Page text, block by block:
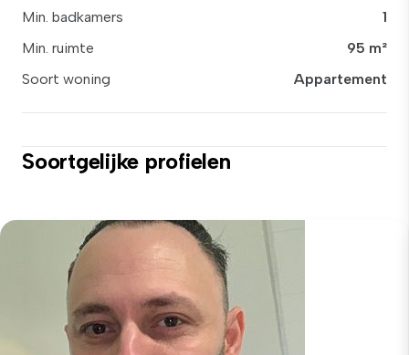
Min. badkamers
1
Min. ruimte
95 m²
Soort woning
Appartement
Soortgelijke profielen